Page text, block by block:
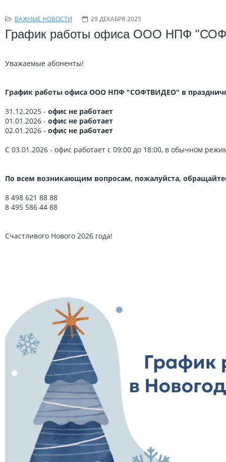
ВАЖНЫЕ НОВОСТИ 29 ДЕКАБРЯ 2025
График работы офиса ООО НПФ
Уважаемые абоненты!
График работы офиса ООО НПФ "СОФТВИДЕО" в
31.12.2025 - офис не работает
01.01.2026 - офис не работает
02.01.2026 - офис не работает
С 03.01.2026 - офис работает с 09:00 до 18:00, в обычном
По всем возникающим вопросам, пожалуйста,
8 498 621 88 88
8 495 586 44 88
Счастливого Нового 2026 года!